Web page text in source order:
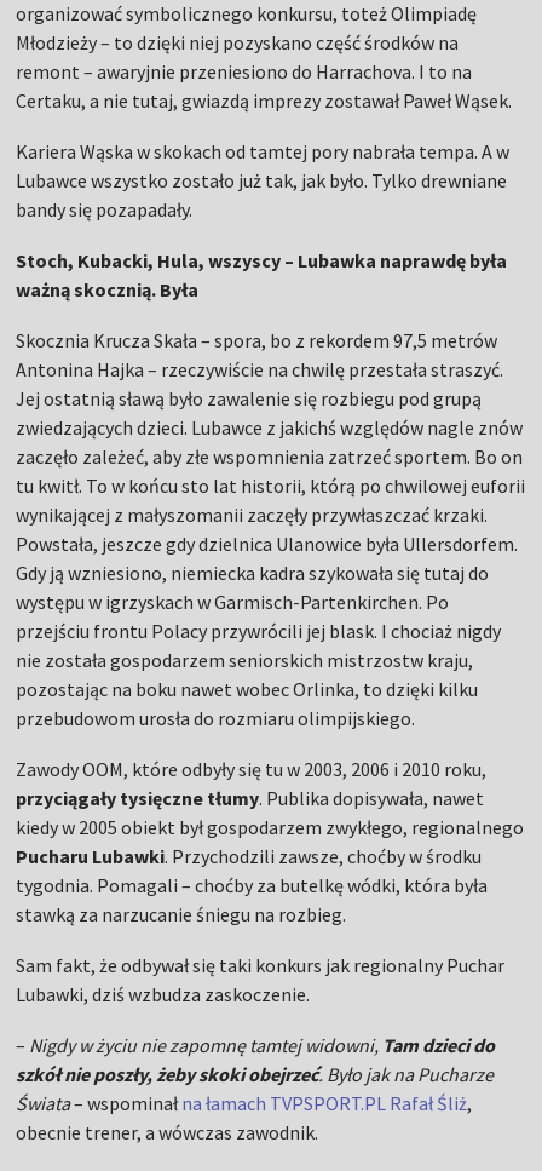
organizować symbolicznego konkursu, toteż Olimpiadę
Młodzieży – to dzięki niej pozyskano część środków na
remont – awaryjnie przeniesiono do Harrachova. I to na
Certaku, a nie tutaj, gwiazdą imprezy zostawał Paweł Wąsek.
Kariera Wąska w skokach od tamtej pory nabrała tempa. A w
Lubawce wszystko zostało już tak, jak było. Tylko drewniane
bandy się pozapadały.
Stoch, Kubacki, Hula, wszyscy – Lubawka naprawdę była
ważną skocznią. Była
Skocznia Krucza Skała – spora, bo z rekordem 97,5 metrów
Antonina Hajka – rzeczywiście na chwilę przestała straszyć.
Jej ostatnią sławą było zawalenie się rozbiegu pod grupą
zwiedzających dzieci. Lubawce z jakichś względów nagle znów
zaczęło zależeć, aby złe wspomnienia zatrzeć sportem. Bo on
tu kwitł. To w końcu sto lat historii, którą po chwilowej euforii
wynikającej z małyszomanii zaczęły przywłaszczać krzaki.
Powstała, jeszcze gdy dzielnica Ulanowice była Ullersdorfem.
Gdy ją wzniesiono, niemiecka kadra szykowała się tutaj do
występu w igrzyskach w Garmisch-Partenkirchen. Po
przejściu frontu Polacy przywrócili jej blask. I chociaż nigdy
nie została gospodarzem seniorskich mistrzostw kraju,
pozostając na boku nawet wobec Orlinka, to dzięki kilku
przebudowom urosła do rozmiaru olimpijskiego.
Zawody OOM, które odbyły się tu w 2003, 2006 i 2010 roku,
przyciągały tysięczne tłumy. Publika dopisywała, nawet
kiedy w 2005 obiekt był gospodarzem zwykłego, regionalnego
Pucharu Lubawki. Przychodzili zawsze, choćby w środku
tygodnia. Pomagali – choćby za butelkę wódki, która była
stawką za narzucanie śniegu na rozbieg.
Sam fakt, że odbywał się taki konkurs jak regionalny Puchar
Lubawki, dziś wzbudza zaskoczenie.
– Nigdy w życiu nie zapomnę tamtej widowni, Tam dzieci do
szkół nie poszły, żeby skoki obejrzeć. Było jak na Pucharze
Świata– wspominałna łamach TVPSPORT.PL Rafał Śliż,
obecnie trener, a wówczas zawodnik.